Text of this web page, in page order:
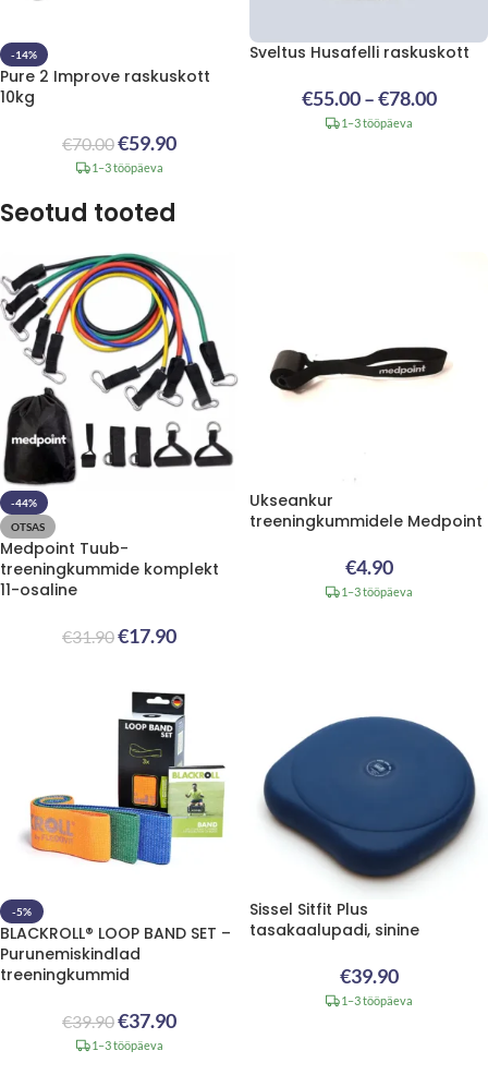
-14%
Pure 2 Improve raskuskott
10kg
€70.00€59.90
1–3 tööpäeva
Sveltus Husafelli raskuskott
€55.00 –€78.00
1–3 tööpäeva
Seotud tooted
-44%
OTSAS
Medpoint Tuub-
treeningkummide komplekt
11-osaline
€31.90€17.90
Ukseankur
treeningkummidele Medpoint
€4.90
1–3 tööpäeva
-5%
BLACKROLL® LOOP BAND SET –
Purunemiskindlad
treeningkummid
€39.90€37.90
1–3 tööpäeva
Sissel Sitfit Plus
tasakaalupadi, sinine
€39.90
1–3 tööpäeva